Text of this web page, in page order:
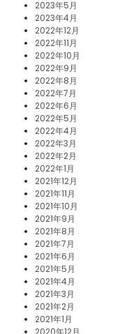
2023年5月
2023年4月
2022年12月
2022年11月
2022年10月
2022年9月
2022年8月
2022年7月
2022年6月
2022年5月
2022年4月
2022年3月
2022年2月
2022年1月
2021年12月
2021年11月
2021年10月
2021年9月
2021年8月
2021年7月
2021年6月
2021年5月
2021年4月
2021年3月
2021年2月
2021年1月
2020年12月